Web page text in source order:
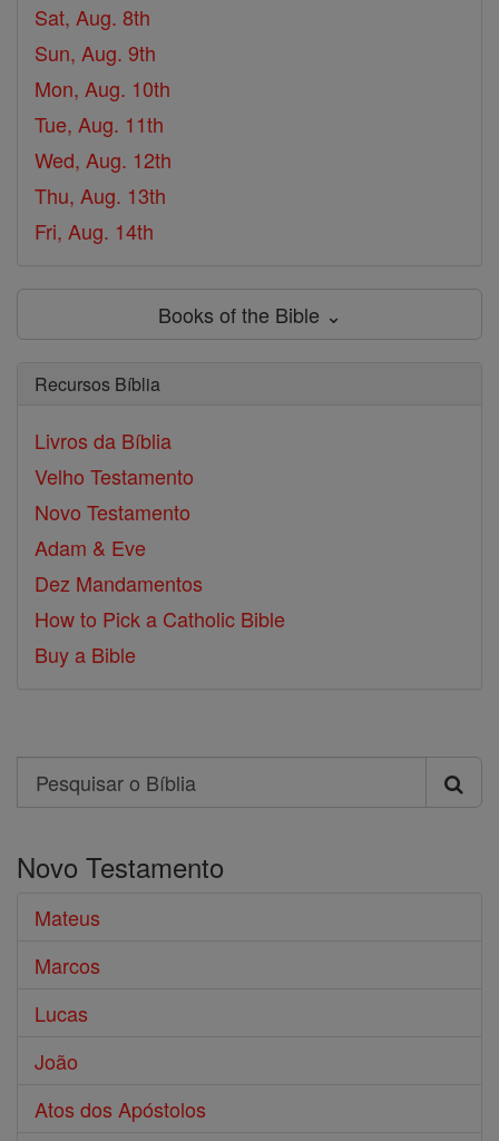
Sat, Aug. 8th
Sun, Aug. 9th
Mon, Aug. 10th
Tue, Aug. 11th
Wed, Aug. 12th
Thu, Aug. 13th
Fri, Aug. 14th
Books of the Bible ⌄
Recursos Bíblia
Livros da Bíblia
Velho Testamento
Novo Testamento
Adam & Eve
Dez Mandamentos
How to Pick a Catholic Bible
Buy a Bible
Search
Pesquisar
Bíblia
Novo Testamento
Mateus
Marcos
Lucas
João
Atos dos Apóstolos